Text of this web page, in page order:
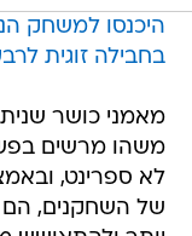
היכנסו למשחק
בחבילה זוגית
מאמני כושר
משהו מרשים
לא ספרינט,
של השחקנים, הם